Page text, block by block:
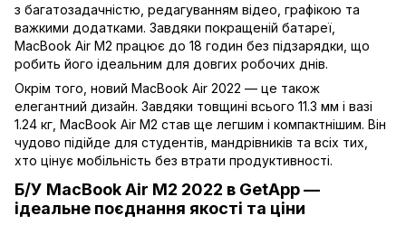
з багатозадачністю, редагуванням відео, графікою та
важкими додатками. Завдяки покращеній батареї,
MacBook Air M2 працює до 18 годин без підзарядки, що
робить його ідеальним для довгих робочих днів.
Окрім того, новий MacBook Air 2022 — це також
елегантний дизайн. Завдяки товщині всього 11.3 мм і вазі
1.24 кг, MacBook Air M2 став ще легшим і компактнішим. Він
чудово підійде для студентів, мандрівників та всіх тих,
хто цінує мобільність без втрати продуктивності.
Б/У MacBook Air M2 2022 в GetApp —
ідеальне поєднання якості та ціни